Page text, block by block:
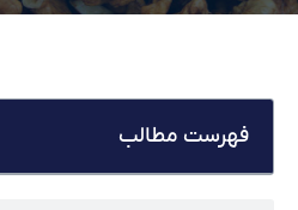
فهرست مطالب